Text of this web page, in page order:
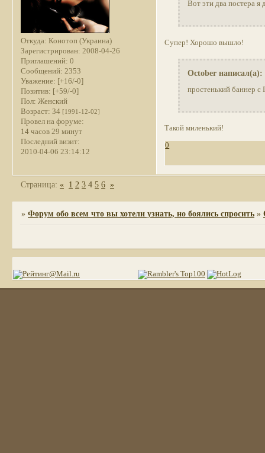
Откуда: Конотоп (Украина)
Зарегистрирован: 2008-04-26
Приглашений: 0
Сообщений: 2353
Уважение: [+16/-0]
Позитив: [+59/-0]
Пол: Женский
Возраст: 34 [1991-12-02]
Провел на форуме:
14 часов 29 минут
Последний визит:
2010-04-06 23:14:12
Вот эти два постера
Супер! Хорошо вышло!
October написал(а):
простенький баннер с
Такой миленький!
0
Страница: « 1 2 3 4 5 6 »
»Форум обо всем что вы хотели узнать, но боялись спросить »